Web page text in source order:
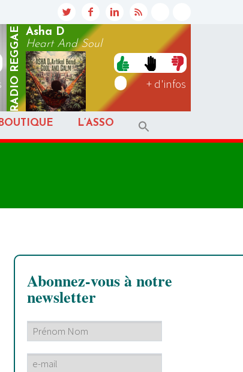
RADIO
REGGAE
Asha D
Heart And Soul
+ d'infos
BOUTIQUE L’ASSO
Abonnez-vous à notre
newsletter